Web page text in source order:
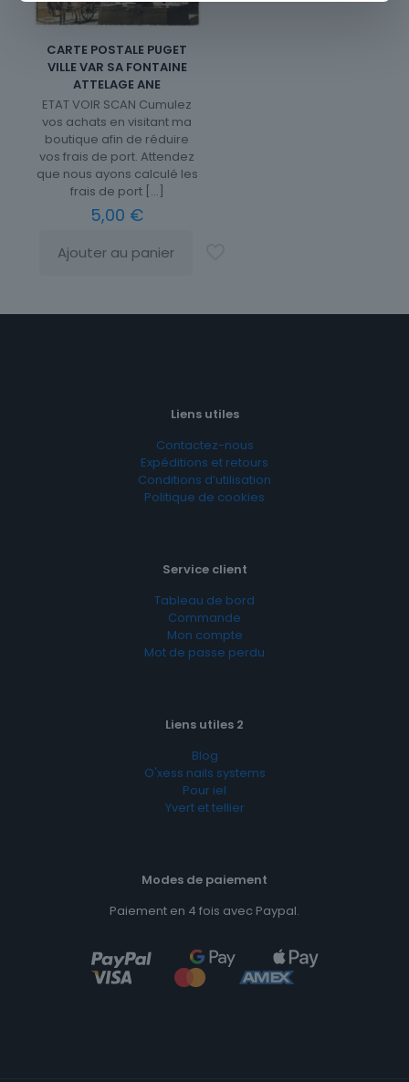
CARTE POSTALE PUGET
VILLE VAR SA FONTAINE
ATTELAGE ANE
ETAT VOIR SCAN Cumulez
vos achats en visitant ma
boutique afin de réduire
vos frais de port. Attendez
que nous ayons calculé les
frais de port[…]
5,00 €
Ajouter au panier
Liens utiles
Contactez-nous
Expéditions et retours
Conditions d’utilisation
Politique de cookies
Service client
Tableau de bord
Commande
Mon compte
Mot de passe perdu
Liens utiles 2
Blog
O'xess nails systems
Pour iel
Yvert et tellier
Modes de paiement
Paiement en 4 fois avec Paypal.